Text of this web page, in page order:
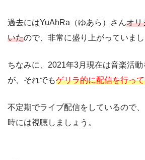
過去にはYuAhRa（ゆあら）さんオリ
いたので、非常に盛り上がっていまし
ちなみに、2021年3月現在は音楽活
が、それでもゲリラ的に配信を行っ
不定期でライブ配信をしているので
時には視聴しましょう。